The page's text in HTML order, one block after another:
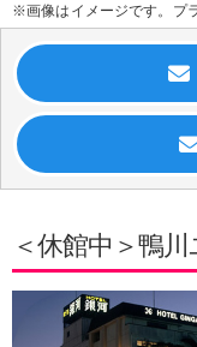
※画像はイメージです。プ
＜休館中＞鴨